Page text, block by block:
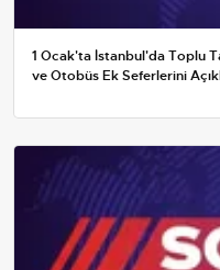
1 Ocak'ta İstanbul'da Toplu
ve Otobüs Ek Seferlerini